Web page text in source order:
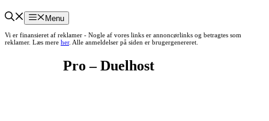
Menu
Vi er finansieret af reklamer - Nogle af vores links er annoncørlinks og betragtes som
reklamer. Læs mere her. Alle anmeldelser på siden er brugergenereret.
Pro – Duelhost